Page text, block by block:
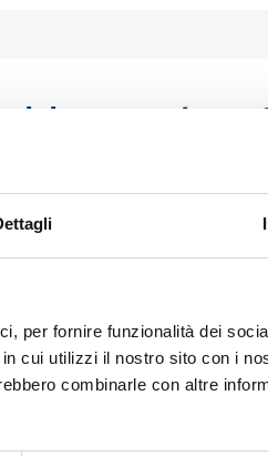
per fornire funzionalità dei
cui utilizzi il nostro sito con i
combinarle con altre
del 19 gennaio
2026
€ 18,00